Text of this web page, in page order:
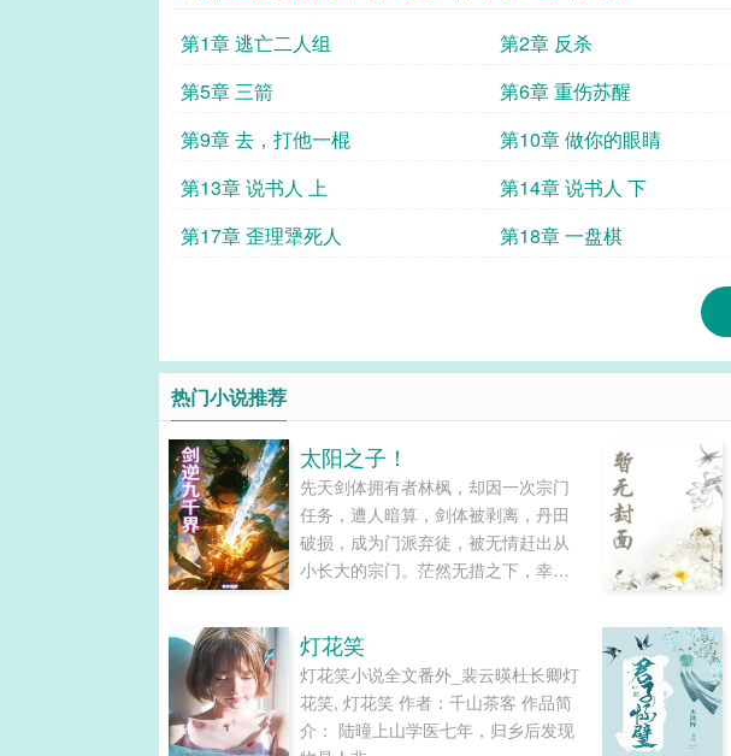
第1章 逃亡二人组 第2章 反杀
第5章 三箭
第6章 重伤苏醒
第9章 去，打他一棍
第10章 做你的眼睛
第13章 说书人 上
第14章 说书人 下
第17章 歪理犟死人
第18章 一盘棋
热门小说推荐
太阳之子！
先天剑体拥有者林枫，却因一次宗门
任务，遭人暗算，剑体被剥离，丹田
破损，成为门派弃徒，被无情赶出从
小长大的宗门。茫然无措之下，幸得
体。在人魔妖鬼仙神的诸天万界中，
杀出一天血路，剑逆九千界，林枫的
逆天之路，从天衍大陆开始…......
灯花笑
灯花笑小说全文番外_裴云暎杜长卿灯
花笑, 灯花笑 作者：千山茶客 作品简
介： 陆曈上山学医七年，归乡后发现